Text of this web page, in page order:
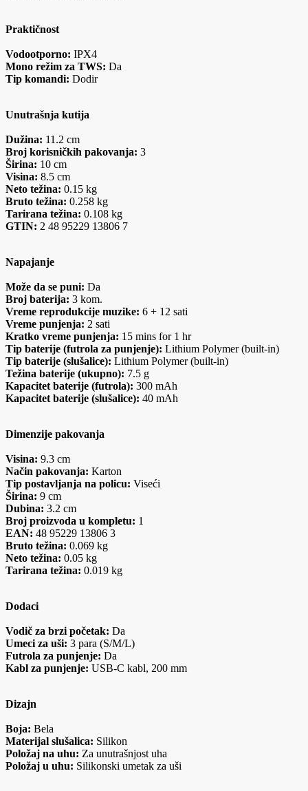
Praktičnost
Vodootporno: IPX4
Mono režim za TWS: Da
Tip komandi: Dodir
Unutrašnja kutija
Dužina: 11.2 cm
Broj korisničkih pakovanja: 3
Širina: 10 cm
Visina: 8.5 cm
Neto težina: 0.15 kg
Bruto težina: 0.258 kg
Tarirana težina: 0.108 kg
GTIN: 2 48 95229 13806 7
Napajanje
Može da se puni: Da
Broj baterija: 3 kom.
Vreme reprodukcije muzike: 6 + 12 sati
Vreme punjenja: 2 sati
Kratko vreme punjenja: 15 mins for 1 hr
Tip baterije (futrola za punjenje): Lithium Polymer (built-in)
Tip baterije (slušalice): Lithium Polymer (built-in)
Težina baterije (ukupno): 7.5 g
Kapacitet baterije (futrola): 300 mAh
Kapacitet baterije (slušalice): 40 mAh
Dimenzije pakovanja
Visina: 9.3 cm
Način pakovanja: Karton
Tip postavljanja na policu: Viseći
Širina: 9 cm
Dubina: 3.2 cm
Broj proizvoda u kompletu: 1
EAN: 48 95229 13806 3
Bruto težina: 0.069 kg
Neto težina: 0.05 kg
Tarirana težina: 0.019 kg
Dodaci
Vodič za brzi početak: Da
Umeci za uši: 3 para (S/M/L)
Futrola za punjenje: Da
Kabl za punjenje: USB-C kabl, 200 mm
Dizajn
Boja: Bela
Materijal slušalica: Silikon
Položaj na uhu: Za unutrašnjost uha
Položaj u uhu: Silikonski umetak za uši